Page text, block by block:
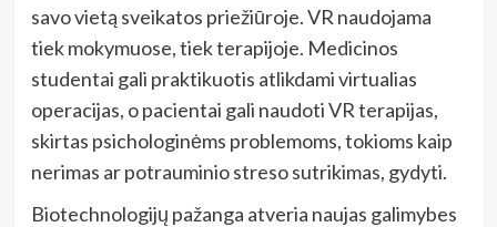
savo vietą sveikatos priežiūroje. VR naudojama
tiek mokymuose, tiek terapijoje. Medicinos
studentai gali praktikuotis atlikdami virtualias
operacijas, o pacientai gali naudoti VR terapijas,
skirtas psichologinėms problemoms, tokioms kaip
nerimas ar potrauminio streso sutrikimas, gydyti.
Biotechnologijų pažanga atveria naujas galimybes